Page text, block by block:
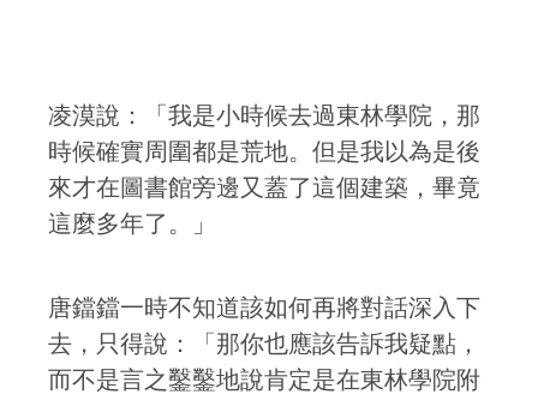
凌漠說：「我是小時候去過東林學院，那
時候確實周圍都是荒地。但是我以為是後
來才在圖書館旁邊又蓋了這個建築，畢竟
這麼多年了。」
唐鐺鐺一時不知道該如何再將對話深入下
去，只得說：「那你也應該告訴我疑點，
而不是言之鑿鑿地說肯定是在東林學院附